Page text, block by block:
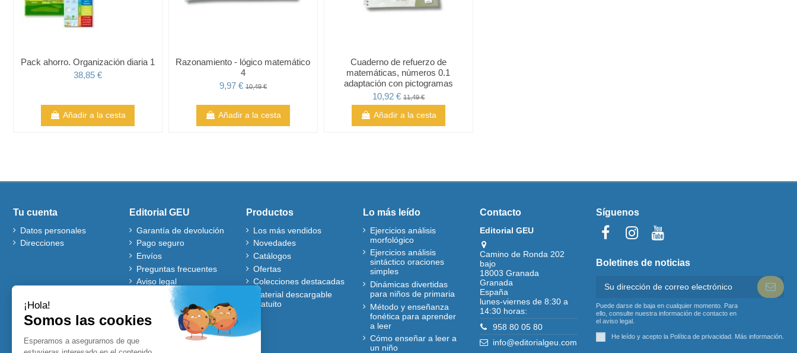
Pack ahorro. Organización diaria 1
38,85 €
Añadir a la cesta
Razonamiento - lógico matemático
4
9,97 € 10,49 €
Añadir a la cesta
Cuaderno de refuerzo de
matemáticas, números 0.1
adaptación con pictogramas
10,92 € 11,49 €
Añadir a la cesta
Tu cuenta
Datos personales
Direcciones
Editorial GEU
Garantía de devolución
Pago seguro
Envíos
Preguntas frecuentes
Aviso legal
Quiénes somos
Política de cookies
Autores
Ventajas de comprar en
nuestra web
Productos
Los más vendidos
Novedades
Catálogos
Ofertas
Colecciones destacadas
Material descargable
gratuito
Lo más leído
Ejercicios análisis
morfológico
Ejercicios análisis
sintáctico oraciones
simples
Dinámicas divertidas
para niños de primaria
Método y enseñanza
fonética para aprender
a leer
Cómo enseñar a leer a
un niño
Contacto
Editorial GEU
Camino de Ronda 202
bajo
18003 Granada
Granada
España
lunes-viernes de 8:30 a
14:30 horas:
958 80 05 80
info@editorialgeu.com
Síguenos
Boletines de noticias
Puede darse de baja en cualquier momento. Para
ello, consulte nuestra información de contacto en
el aviso legal.
He leído y acepto la Política de privacidad. Más información